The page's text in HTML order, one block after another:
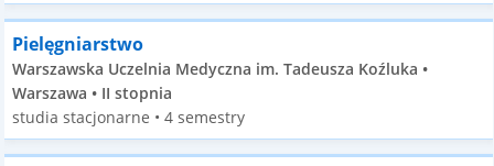
Pielęgniarstwo
Warszawska Uczelnia Medyczna im. Tadeusza Koźluka •
Warszawa • II stopnia
studia stacjonarne • 4 semestry